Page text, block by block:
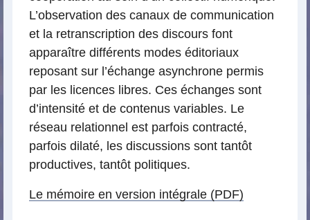
L’observation des canaux de communication
et la retranscription des discours font
apparaître différents modes éditoriaux
reposant sur l’échange asynchrone permis
par les licences libres. Ces échanges sont
d’intensité et de contenus variables. Le
réseau relationnel est parfois contracté,
parfois dilaté, les discussions sont tantôt
productives, tantôt politiques.
Le mémoire en version intégrale (PDF)